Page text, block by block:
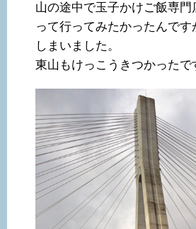
山の途中で玉子かけご飯専門
って行ってみたかったんです
しまいました。
東山もけっこうきつかったで